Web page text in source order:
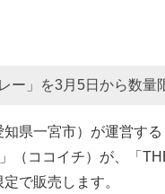
ー」を3月5日から数量
県一宮市）が運営する
（ココイチ）が、「
で販売します。